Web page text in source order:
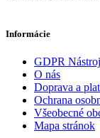
Informácie
GDPR
O nás
Doprava a
Ochrana
Všeobecné
Mapa stránok